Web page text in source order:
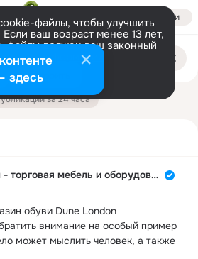
Войти
файлы, чтобы улучшить
ваш возраст менее 13 лет,
файлы должен ваш законный
Больше информации
Настроить
за 24 часа
Компания Эприл - торговая мебель и оборудование
обуви Dune London
внимание на особый пример
может мыслить человек, а также
идеи в жизнь.
здесь